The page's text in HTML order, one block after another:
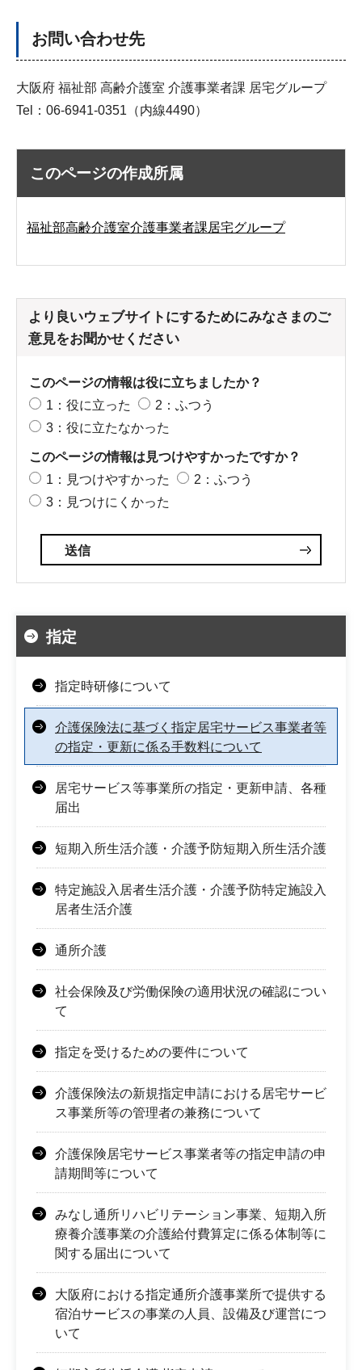
お問い合わせ先
大阪府 福祉部 高齢介護室 介護事業者課 居宅グループ
Tel：06-6941-0351（内線4490）
このページの作成所属
福祉部高齢介護室介護事業者課居宅グループ
より良いウェブサイトにするためにみなさまのご
意見をお聞かせください
このページの情報は役に立ちましたか？
1：役に立った
2：ふつう
3：役に立たなかった
このページの情報は見つけやすかったですか？
1：見つけやすかった
2：ふつう
3：見つけにくかった
指定
指定時研修について
介護保険法に基づく指定居宅サービス事業者等
の指定・更新に係る手数料について
居宅サービス等事業所の指定・更新申請、各種
届出
短期入所生活介護・介護予防短期入所生活介護
特定施設入居者生活介護・介護予防特定施設入
居者生活介護
通所介護
社会保険及び労働保険の適用状況の確認につい
て
指定を受けるための要件について
介護保険法の新規指定申請における居宅サービ
ス事業所等の管理者の兼務について
介護保険居宅サービス事業者等の指定申請の申
請期間等について
みなし通所リハビリテーション事業、短期入所
療養介護事業の介護給付費算定に係る体制等に
関する届出について
大阪府における指定通所介護事業所で提供する
宿泊サービスの事業の人員、設備及び運営につ
いて